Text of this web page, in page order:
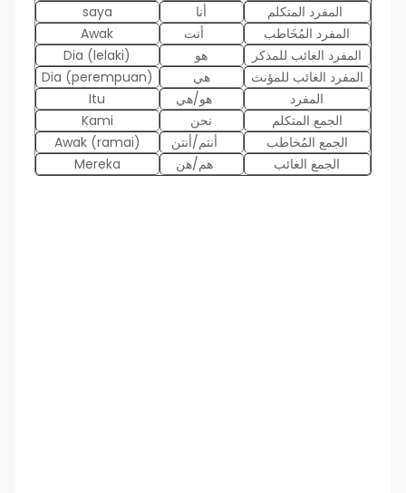
saya
أنا
Awak
المفرد المُخَاطب
Dia (lelaki)
هو
المفرد الغائب للمذكر
Dia (perempuan)
هي
المفرد الغائب للمؤنث
Itu
المفرد
Kami
نحن
الجمع المتكلم
Awak (ramai)
الجمع المُخاطب
Mereka
هم/هن الجمع الغائب